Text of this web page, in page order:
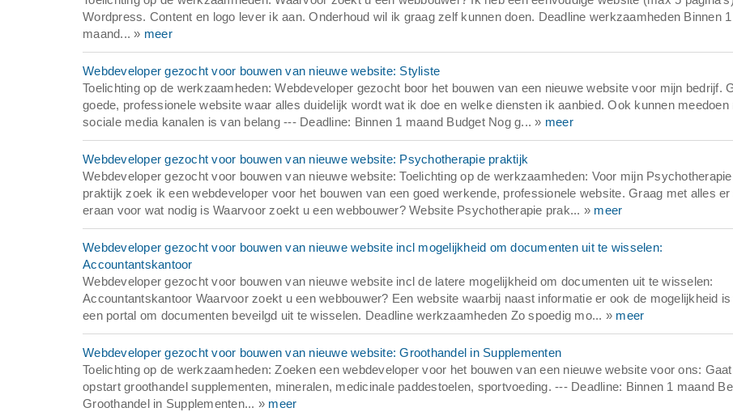
Wordpress. Content en logo lever ik aan. Onderhoud wil ik graag zelf kunnen doen. Deadline werkzaamheden Binnen 1
maand... » meer
Webdeveloper gezocht voor bouwen van nieuwe website: Styliste
Toelichting op de werkzaamheden: Webdeveloper gezocht boor het bouwen van een nieuwe website voor mijn bedrijf.
goede, professionele website waar alles duidelijk wordt wat ik doe en welke diensten ik aanbied. Ook kunnen meedoen
sociale media kanalen is van belang --- Deadline: Binnen 1 maand Budget Nog g... » meer
Webdeveloper gezocht voor bouwen van nieuwe website: Psychotherapie praktijk
Webdeveloper gezocht voor bouwen van nieuwe website: Toelichting op de werkzaamheden: Voor mijn Psychotherapie
praktijk zoek ik een webdeveloper voor het bouwen van een goed werkende, professionele website. Graag met alles er
eraan voor wat nodig is Waarvoor zoekt u een webbouwer? Website Psychotherapie prak... » meer
Webdeveloper gezocht voor bouwen van nieuwe website incl mogelijkheid om documenten uit te wisselen:
Accountantskantoor
Webdeveloper gezocht voor bouwen van nieuwe website incl de latere mogelijkheid om documenten uit te wisselen:
Accountantskantoor Waarvoor zoekt u een webbouwer? Een website waarbij naast informatie er ook de mogelijkheid
een portal om documenten beveilgd uit te wisselen. Deadline werkzaamheden Zo spoedig mo... » meer
Webdeveloper gezocht voor bouwen van nieuwe website: Groothandel in Supplementen
Toelichting op de werkzaamheden: Zoeken een webdeveloper voor het bouwen van een nieuwe website voor ons:
opstart groothandel supplementen, mineralen, medicinale paddestoelen, sportvoeding. --- Deadline: Binnen 1 maand
Groothandel in Supplementen... » meer